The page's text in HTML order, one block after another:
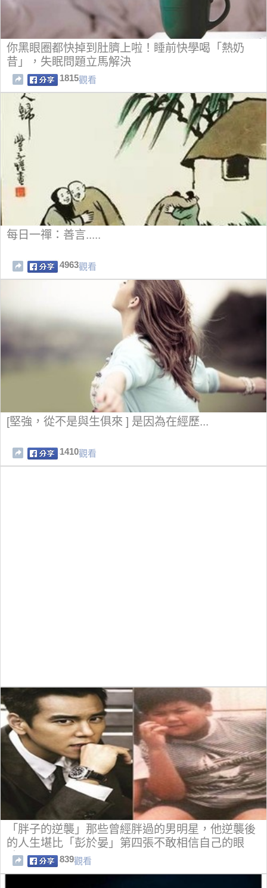
你黑眼圈都快掉到肚臍上啦！睡前快學喝「熱奶
昔」，失眠問題立馬解決
1815觀看
每日一禪：善言.....
4963觀看
[堅強，從不是與生俱來 ] 是因為在經歷...
1410觀看
「胖子的逆襲」那些曾經胖過的男明星，他逆襲後
的人生堪比「彭於晏」第四張不敢相信自己的眼
睛！
839觀看